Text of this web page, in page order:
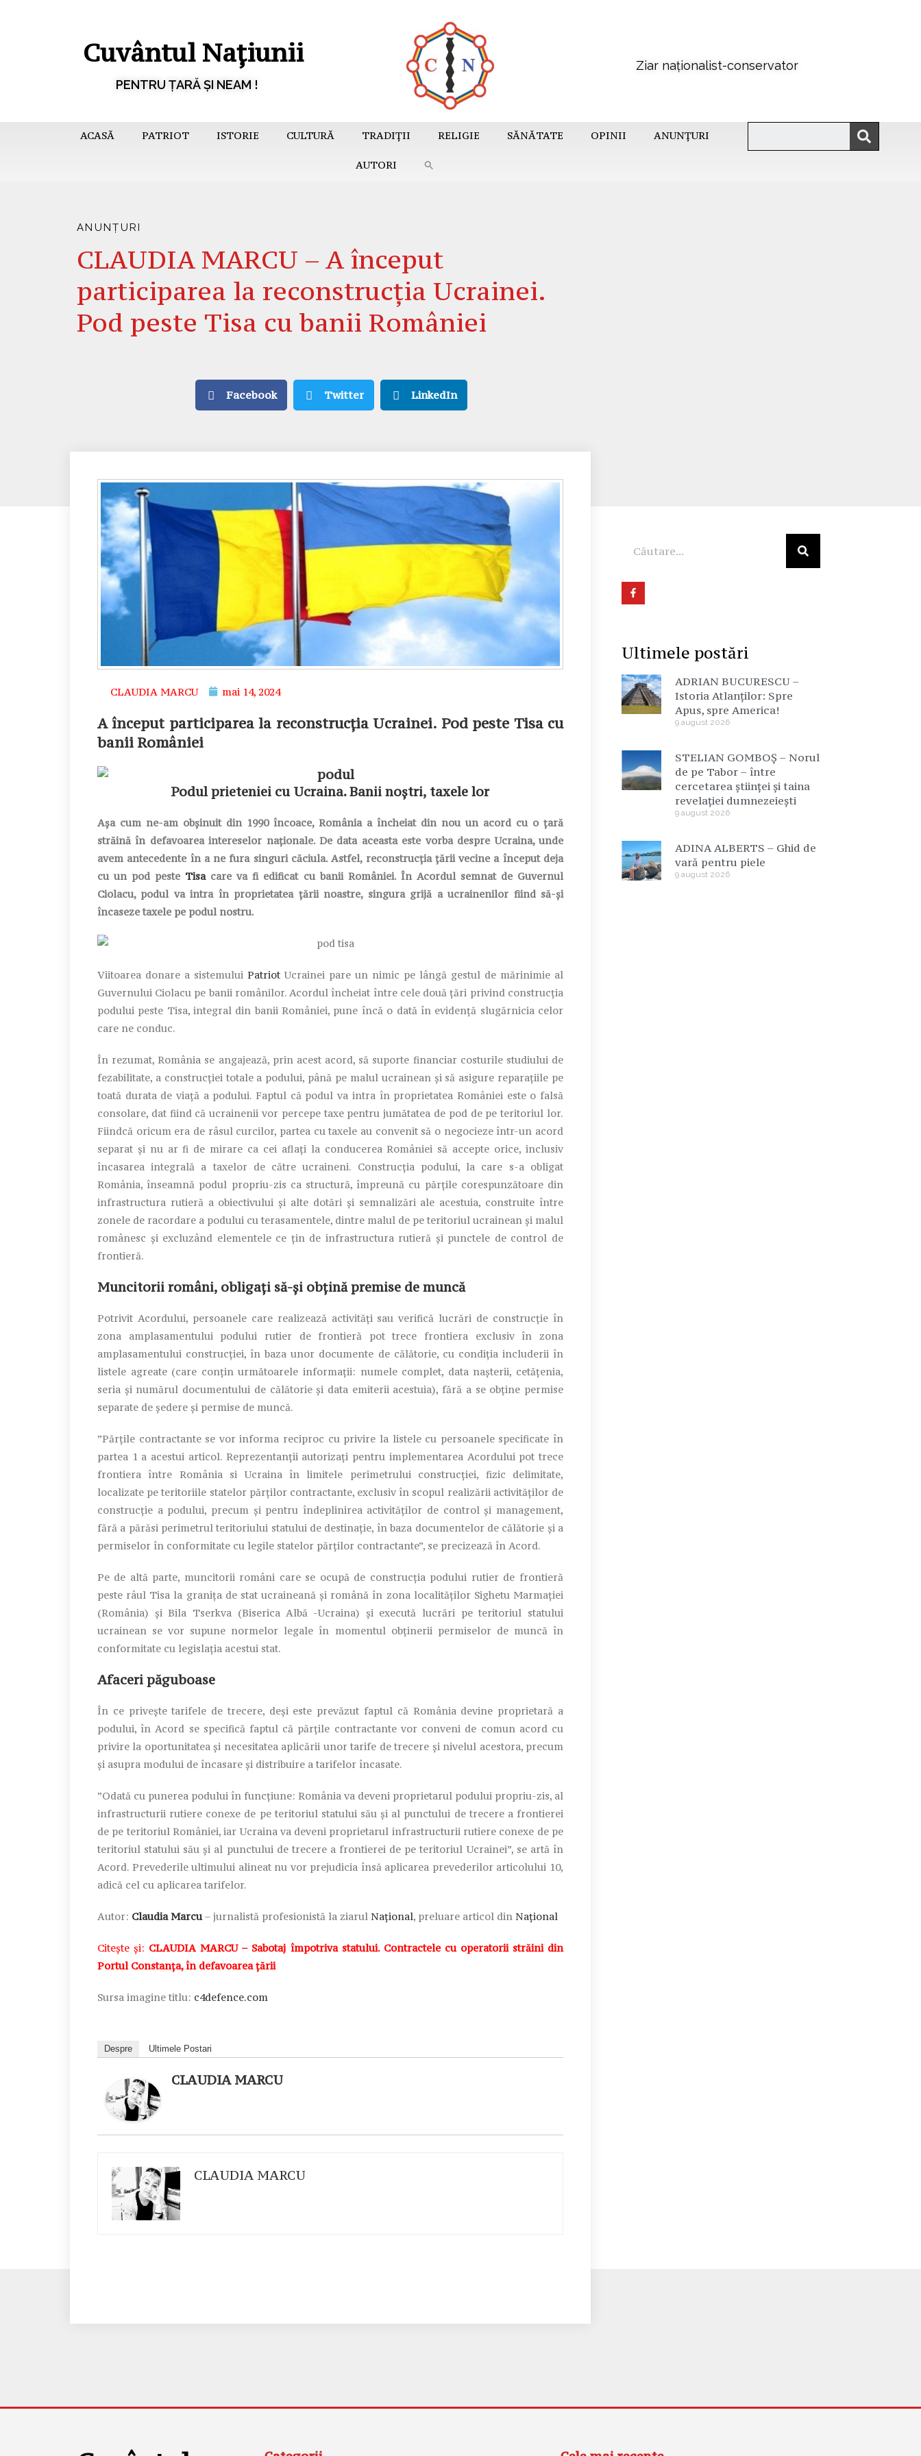
Cuvântul Națiunii
PENTRU ȚARĂ ȘI NEAM !
Ziar naționalist-conservator
ACASĂ PATRIOT ISTORIE CULTURĂ TRADIȚII RELIGIE SĂNĂTATE OPINII ANUNȚURI
AUTORI
ANUNȚURI
CLAUDIA MARCU – A început
participarea la reconstrucția Ucrainei.
Pod peste Tisa cu banii României
Facebook Twitter LinkedIn
CLAUDIA MARCU mai 14, 2024
A început participarea la reconstrucția Ucrainei. Pod peste Tisa cu
banii României
Podul prieteniei cu Ucraina. Banii noștri, taxele lor
Așa cum ne-am obșinuit din 1990 încoace, România a încheiat din nou un acord cu o țară
străină în defavoarea intereselor naționale. De data aceasta este vorba despre Ucraina, unde
avem antecedente în a ne fura singuri căciula. Astfel, reconstrucția țării vecine a început deja
cu un pod peste Tisacare va fi edificat cu banii României. În Acordul semnat de Guvernul
Ciolacu, podul va intra în proprietatea țării noastre, singura grijă a ucrainenilor fiind să-și
încaseze taxele pe podul nostru.
Viitoarea donare a sistemului Patriot Ucrainei pare un nimic pe lângă gestul de mărinimie al
Guvernului Ciolacu pe banii românilor. Acordul încheiat între cele două țări privind construcția
podului peste Tisa, integral din banii României, pune încă o dată în evidență slugărnicia celor
care ne conduc.
În rezumat, România se angajează, prin acest acord, să suporte financiar costurile studiului de
fezabilitate, a construcției totale a podului, până pe malul ucrainean și să asigure reparațiile pe
toată durata de viață a podului. Faptul că podul va intra în proprietatea României este o falsă
consolare, dat fiind că ucrainenii vor percepe taxe pentru jumătatea de pod de pe teritoriul lor.
Fiindcă oricum era de râsul curcilor, partea cu taxele au convenit să o negocieze într-un acord
separat și nu ar fi de mirare ca cei aflați la conducerea României să accepte orice, inclusiv
încasarea integrală a taxelor de către ucraineni. Construcția podului, la care s-a obligat
România, înseamnă podul propriu-zis ca structură, împreună cu părțile corespunzătoare din
infrastructura rutieră a obiectivului și alte dotări și semnalizări ale acestuia, construite între
zonele de racordare a podului cu terasamentele, dintre malul de pe teritoriul ucrainean și malul
românesc și excluzând elementele ce țin de infrastructura rutieră și punctele de control de
frontieră.
Muncitorii români, obligați să-și obțină premise de muncă
Potrivit Acordului, persoanele care realizează activități sau verifică lucrări de construcție în
zona amplasamentului podului rutier de frontieră pot trece frontiera exclusiv în zona
amplasamentului construcției, în baza unor documente de călătorie, cu condiția includerii în
listele agreate (care conțin următoarele informații: numele complet, data nașterii, cetățenia,
seria și numărul documentului de călătorie și data emiterii acestuia), fără a se obține permise
separate de ședere și permise de muncă.
”Părțile contractante se vor informa reciproc cu privire la listele cu persoanele specificate în
partea 1 a acestui articol. Reprezentanții autorizați pentru implementarea Acordului pot trece
frontiera între România si Ucraina în limitele perimetrului construcției, fizic delimitate,
localizate pe teritoriile statelor părților contractante, exclusiv în scopul realizării activităților de
construcție a podului, precum și pentru îndeplinirea activităților de control și management,
fără a părăsi perimetrul teritoriului statului de destinație, în baza documentelor de călătorie și a
permiselor în conformitate cu legile statelor părților contractante”, se precizează în Acord.
Pe de altă parte, muncitorii români care se ocupă de construcția podului rutier de frontieră
peste râul Tisa la granița de stat ucraineană și română în zona localităților Sighetu Marmației
(România) și Bila Tserkva (Biserica Albă -Ucraina) și execută lucrări pe teritoriul statului
ucrainean se vor supune normelor legale în momentul obținerii permiselor de muncă în
conformitate cu legislația acestui stat.
Afaceri păguboase
În ce privește tarifele de trecere, deși este prevăzut faptul că România devine proprietară a
podului, în Acord se specifică faptul că părțile contractante vor conveni de comun acord cu
privire la oportunitatea și necesitatea aplicării unor tarife de trecere și nivelul acestora, precum
și asupra modului de încasare și distribuire a tarifelor încasate.
”Odată cu punerea podului în funcțiune: România va deveni proprietarul podului propriu-zis, al
infrastructurii rutiere conexe de pe teritoriul statului său și al punctului de trecere a frontierei
de pe teritoriul României, iar Ucraina va deveni proprietarul infrastructurii rutiere conexe de pe
teritoriul statului său și al punctului de trecere a frontierei de pe teritoriul Ucrainei”, se artă în
Acord. Prevederile ultimului alineat nu vor prejudicia însă aplicarea prevederilor articolului 10,
adică cel cu aplicarea tarifelor.
Autor: Claudia Marcu – jurnalistă profesionistă la ziarul Național, preluare articol din Național
Citește și: CLAUDIA MARCU – Sabotaj împotriva statului. Contractele cu operatorii străini din
Portul Constanța, în defavoarea țării
Sursa imagine titlu: c4defence.com
Despre Ultimele Postari
CLAUDIA MARCU
CLAUDIA MARCU
Ultimele postări
ADRIAN BUCURESCU –
Istoria Atlanților: Spre
Apus, spre America!
9 august 2026
STELIAN GOMBOȘ – Norul
de pe Tabor – între
cercetarea științei și taina
revelației dumnezeiești
9 august 2026
ADINA ALBERTS – Ghid de
vară pentru piele
9 august 2026